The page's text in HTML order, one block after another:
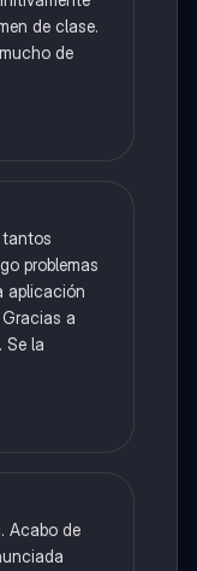
de clase.
de
tantos
problemas
aplicación
a
Se la
Acabo de